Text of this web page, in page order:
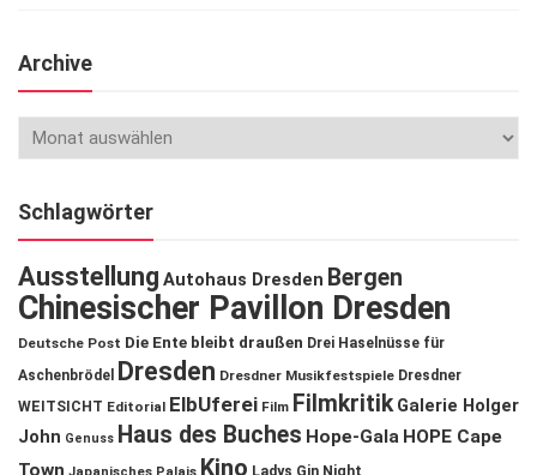
Archive
Schlagwörter
Ausstellung Autohaus Dresden Bergen
Chinesischer Pavillon Dresden
Deutsche Post Die Ente bleibt draußen Drei Haselnüsse für
Aschenbrödel
Dresden Dresdner Musikfestspiele Dresdner
WEITSICHT Editorial ElbUferei Film Filmkritik Galerie Holger
John Genuss Haus des Buches Hope-Gala HOPE Cape
Town
Kino